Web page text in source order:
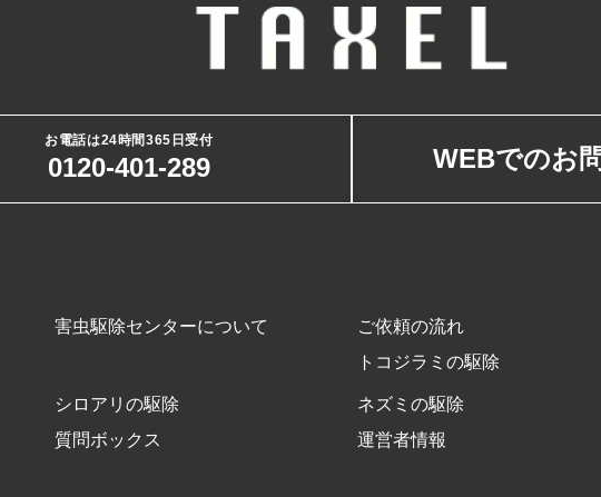
お電話は24時間365日受付
0120-401-289 WEBでのお
害虫駆除センターについて
ご依頼の流れ
トコジラミの駆除
シロアリの駆除
ネズミの駆除
質問ボックス 運営者情報